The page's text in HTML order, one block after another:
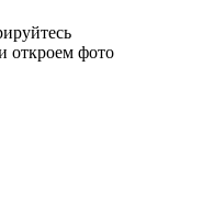
откроем фото